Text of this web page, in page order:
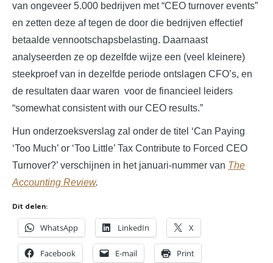
van ongeveer 5.000 bedrijven met “CEO turnover events”
en zetten deze af tegen de door die bedrijven effectief
betaalde vennootschapsbelasting. Daarnaast
analyseerden ze op dezelfde wijze een (veel kleinere)
steekproef van in dezelfde periode ontslagen CFO’s, en
de resultaten daar waren voor de financieel leiders
“somewhat consistent with our CEO results.”
Hun onderzoeksverslag zal onder de titel ‘Can Paying
‘Too Much’ or ‘Too Little’ Tax Contribute to Forced CEO
Turnover?’ verschijnen in het januari-nummer van The
Accounting Review.
Dit delen:
WhatsApp LinkedIn X
Facebook E-mail Print